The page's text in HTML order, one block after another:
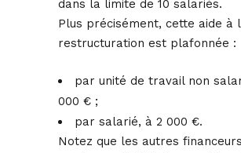
dans la limite de 10 salariés.
Plus précisément, cette aide à
restructuration est plafonnée :
par unité de travail non
000 € ;
par salarié, à 2 000 €.
Notez que les autres